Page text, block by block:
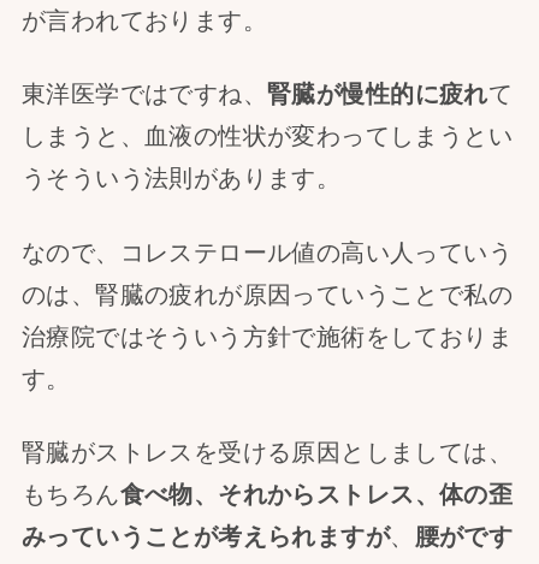
が言われております。
東洋医学ではですね、腎臓が慢性的に疲れて
しまうと、血液の性状が変わってしまうとい
うそういう法則があります。
なので、コレステロール値の高い人っていう
のは、腎臓の疲れが原因っていうことで私の
治療院ではそういう方針で施術をしておりま
す。
腎臓がストレスを受ける原因としましては、
もちろん食べ物、それからストレス、体の歪
みっていうことが考えられますが、 腰がです